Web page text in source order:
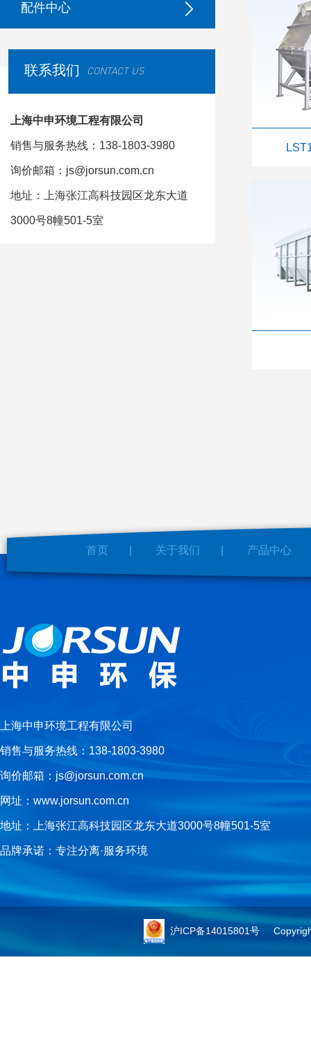
配件中心
联系我们 CONTACT US
上海中申环境工程有限公司
销售与服务热线：138-1803-3980
询价邮箱：js@jorsun.com.cn
地址：上海张江高科技园区龙东大道
3000号8幢501-5室
首页 关于我们 产品中心
上海中申环境工程有限公司
销售与服务热线：138-1803-3980
询价邮箱：js@jorsun.com.cn
网址：www.jorsun.com.cn
地址：上海张江高科技园区龙东大道3000号8幢501-5室
品牌承诺：专注分离·服务环境
沪ICP备14015801号Copyright